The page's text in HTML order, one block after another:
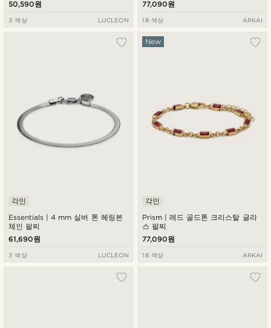
50,590원
3 색상 LUCLEON
77,090원
18 색상 ARKAI
Essentials | 4 mm 실버 톤 헤링본
체인 팔찌
각인
61,690원
3 색상 LUCLEON
Prism | 레드 골드톤 크리스탈 글라
스 팔찌
New
각인
77,090원
18 색상 ARKAI